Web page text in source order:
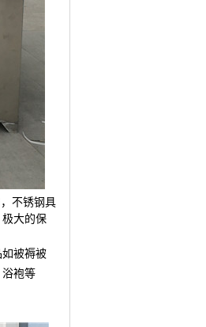
不锈钢具
大的保
如被褥被
袍等